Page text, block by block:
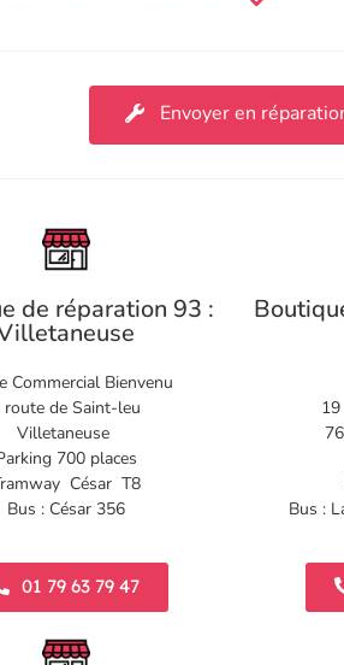
Envoyer en
de réparation 93 :
Commercial Bienvenu
route de Saint-leu
Villetaneuse
700 places
César T8
Bus : César 356
01 79 63 79 47
Bus :